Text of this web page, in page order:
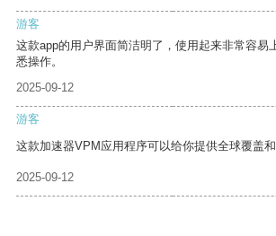
游客
这款app的用户界面简洁明了，使用起来非常容易
悉操作。
2025-09-12
游客
这款加速器VPM应用程序可以给你提供全球覆盖和
2025-09-12